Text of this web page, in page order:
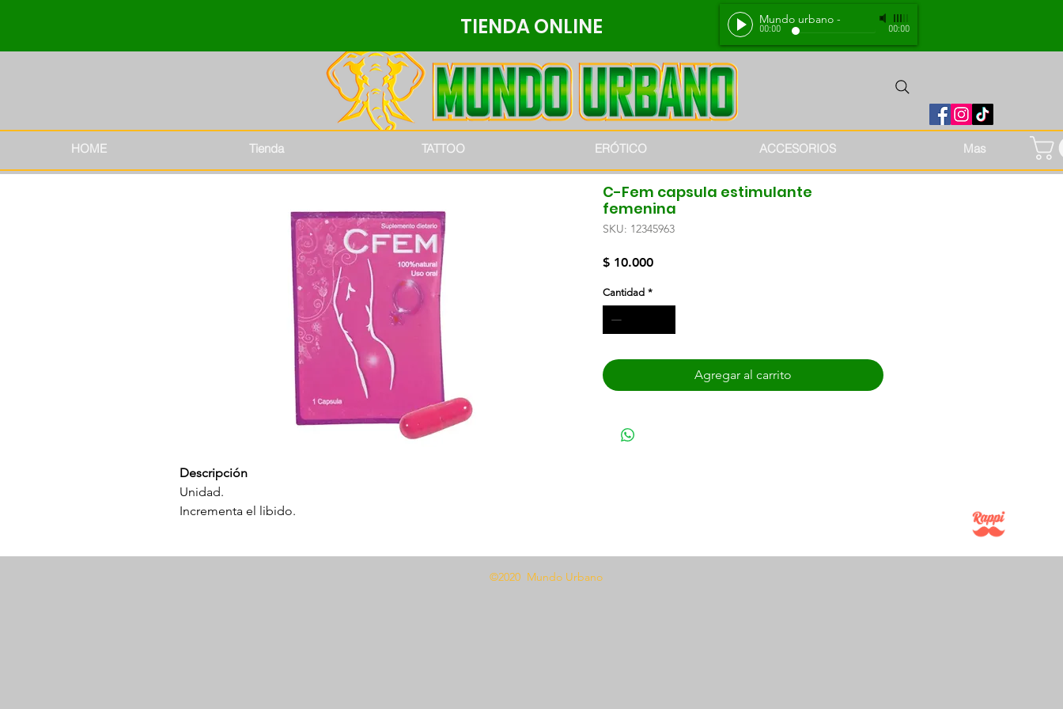
TIENDA ONLINE Mundo urbano -
00:00 00:00
HOME Tienda TATTOO ERÓTICO ACCESORIOS Mas
Descripción
Unidad.
Incrementa el libido.
C-Fem capsula estimulante
femenina
SKU: 12345963
$ 10.000Precio
Cantidad *
Agregar al carrito
©2020 Mundo Urbano